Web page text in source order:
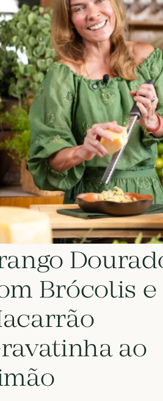
Brócolis e
ao